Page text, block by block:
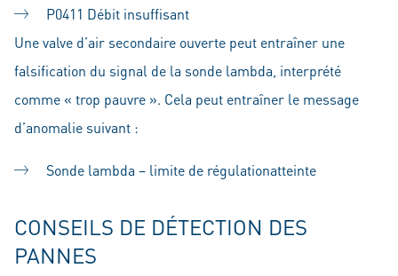
P0411 Débit insuffisant
Une valve d’air secondaire ouverte peut entraîner une
falsification du signal de la sonde lambda, interprété
comme « trop pauvre ». Cela peut entraîner le message
d’anomalie suivant :
Sonde lambda – limite de régulationatteinte
CONSEILS DE DÉTECTION DES
PANNES